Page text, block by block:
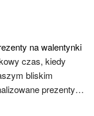
na walentynki
czas, kiedy
bliskim
prezenty…